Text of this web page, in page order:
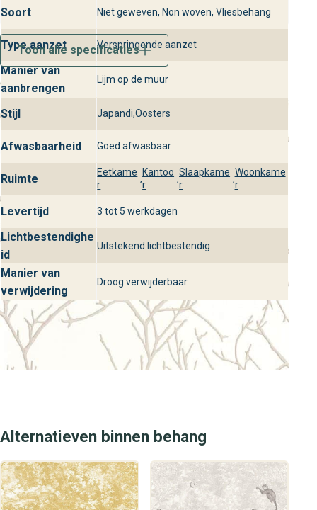
Voyage Onirique
Kom langs in onze winkels en ontdek behang Mythe uit de
Voyage Onirique collectie voor jouw interieur. Onze
wandbekleding en geven stylingtips om jouw ruimte
stijlvol en luxe te maken. Vraag direct samples aan en
behang.
Soort Niet geweven, Non woven, Vliesbehang
Type aanzet Verspringende aanzet
Manier van
aanbrengen
Lijm op de muur
Stijl Japandi,Oosters
Afwasbaarheid Goed afwasbaar
Ruimte
Eetkame
r
,
Kantoo
r
,
Slaapkame
r
,
Woonkame
r
Levertijd 3 tot 5 werkdagen
Lichtbestendighe
id
Uitstekend lichtbestendig
Manier van
verwijdering
Droog verwijderbaar
Toon alle specificaties
Alternatieven binnen behang